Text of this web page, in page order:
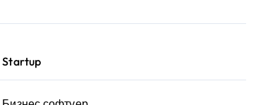
Startup